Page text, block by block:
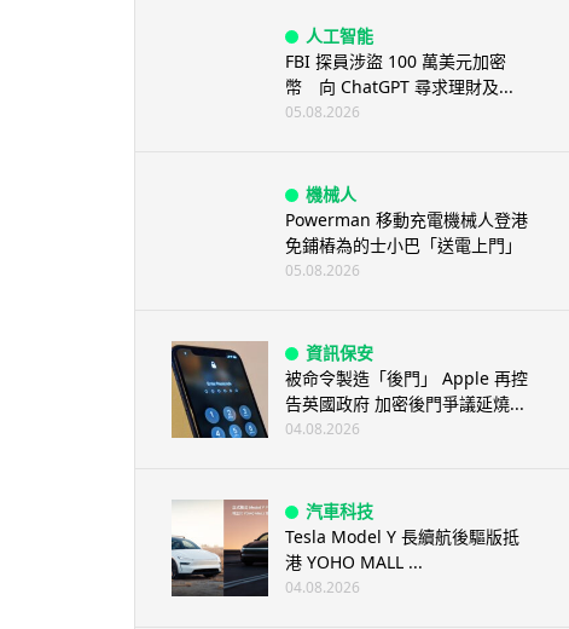
人工智能
FBI 探員涉盜 100 萬美元加密
幣 向 ChatGPT 尋求理財及...
05.08.2026
機械人
Powerman 移動充電機械人登港
免鋪樁為的士小巴「送電上門」
05.08.2026
資訊保安
被命令製造「後門」 Apple 再控
告英國政府 加密後門爭議延燒...
04.08.2026
汽車科技
Tesla Model Y 長續航後驅版抵
港 YOHO MALL ...
04.08.2026